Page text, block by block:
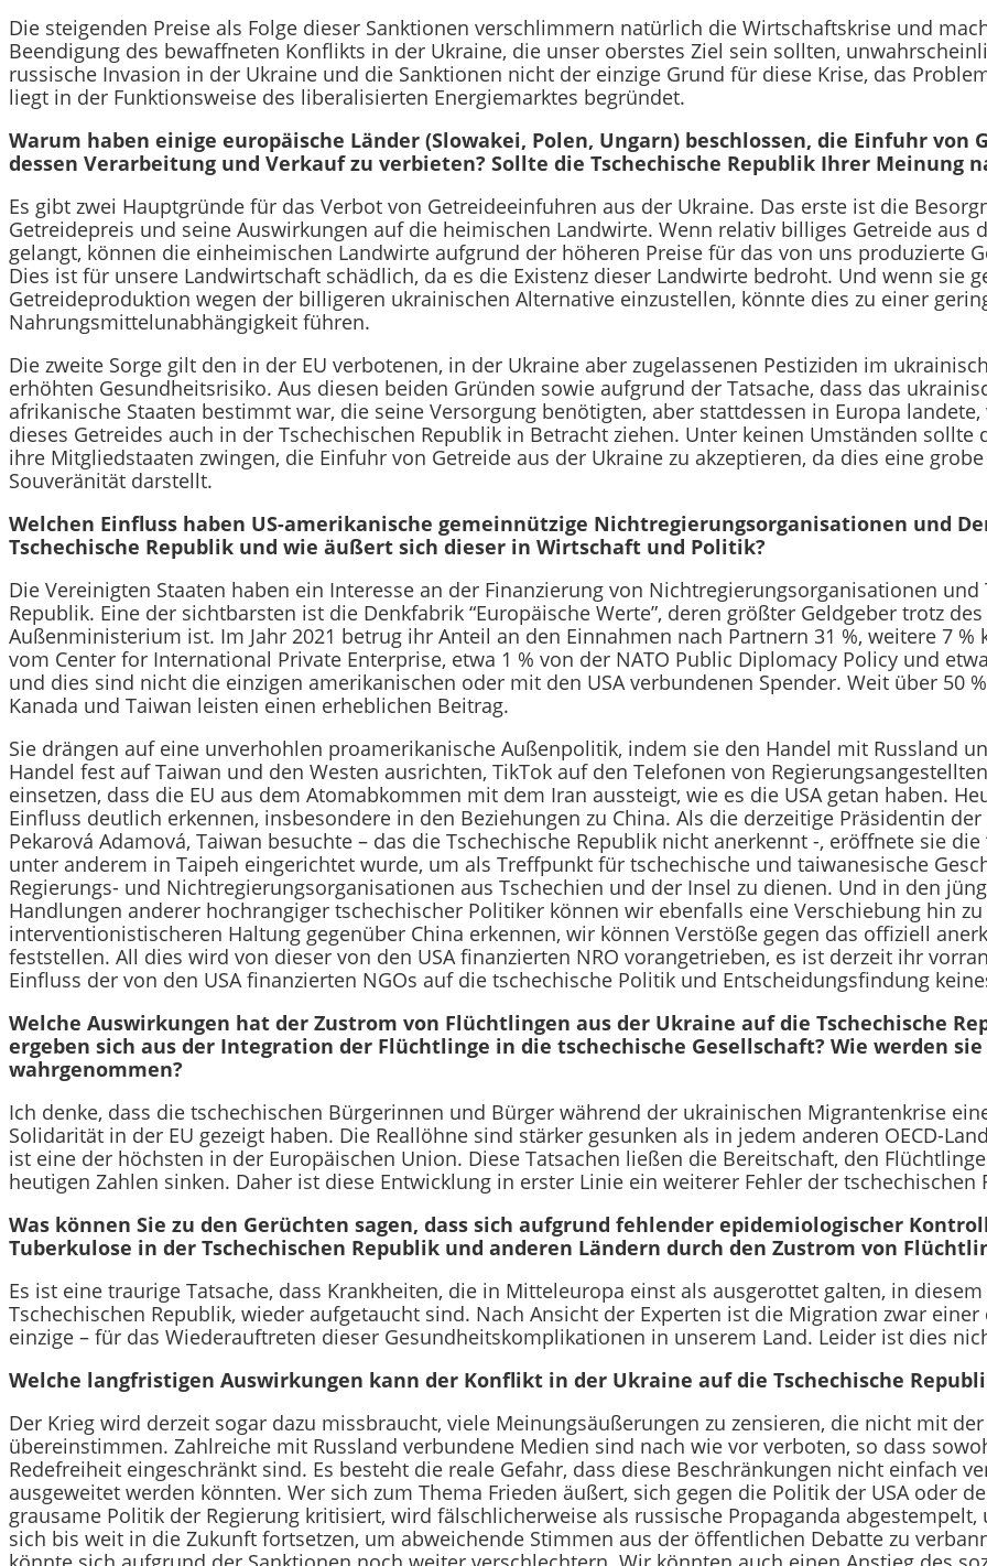
Die steigenden Preise als Folge dieser Sanktionen verschlimmern natürlich die Wirtschaftskrise und
Beendigung des bewaffneten Konflikts in der Ukraine, die unser oberstes Ziel sein sollten,
russische Invasion in der Ukraine und die Sanktionen nicht der einzige Grund für diese Krise, das
liegt in der Funktionsweise des liberalisierten Energiemarktes begründet.
Warum haben einige europäische Länder (Slowakei, Polen, Ungarn) beschlossen, die Einfuhr von
dessen Verarbeitung und Verkauf zu verbieten? Sollte die Tschechische Republik Ihrer Meinung
Es gibt zwei Hauptgründe für das Verbot von Getreideeinfuhren aus der Ukraine. Das erste ist die
Getreidepreis und seine Auswirkungen auf die heimischen Landwirte. Wenn relativ billiges Getreide aus
gelangt, können die einheimischen Landwirte aufgrund der höheren Preise für das von uns produzierte
Dies ist für unsere Landwirtschaft schädlich, da es die Existenz dieser Landwirte bedroht. Und wenn sie
Getreideproduktion wegen der billigeren ukrainischen Alternative einzustellen, könnte dies zu einer
Nahrungsmittelunabhängigkeit führen.
Die zweite Sorge gilt den in der EU verbotenen, in der Ukraine aber zugelassenen Pestiziden im
erhöhten Gesundheitsrisiko. Aus diesen beiden Gründen sowie aufgrund der Tatsache, dass das
afrikanische Staaten bestimmt war, die seine Versorgung benötigten, aber stattdessen in Europa
dieses Getreides auch in der Tschechischen Republik in Betracht ziehen. Unter keinen Umständen sollte
ihre Mitgliedstaaten zwingen, die Einfuhr von Getreide aus der Ukraine zu akzeptieren, da dies eine
Souveränität darstellt.
Welchen Einfluss haben US-amerikanische gemeinnützige Nichtregierungsorganisationen und
Tschechische Republik und wie äußert sich dieser in Wirtschaft und Politik?
Die Vereinigten Staaten haben ein Interesse an der Finanzierung von Nichtregierungsorganisationen und
Republik. Eine der sichtbarsten ist die Denkfabrik “Europäische Werte”, deren größter Geldgeber trotz
Außenministerium ist. Im Jahr 2021 betrug ihr Anteil an den Einnahmen nach Partnern 31 %, weitere 7 %
vom Center for International Private Enterprise, etwa 1 % von der NATO Public Diplomacy Policy und
und dies sind nicht die einzigen amerikanischen oder mit den USA verbundenen Spender. Weit über 50
Kanada und Taiwan leisten einen erheblichen Beitrag.
Sie drängen auf eine unverhohlen proamerikanische Außenpolitik, indem sie den Handel mit Russland
Handel fest auf Taiwan und den Westen ausrichten, TikTok auf den Telefonen von
einsetzen, dass die EU aus dem Atomabkommen mit dem Iran aussteigt, wie es die USA getan haben.
Einfluss deutlich erkennen, insbesondere in den Beziehungen zu China. Als die derzeitige Präsidentin
Pekarová Adamová, Taiwan besuchte – das die Tschechische Republik nicht anerkennt -, eröffnete sie die
unter anderem in Taipeh eingerichtet wurde, um als Treffpunkt für tschechische und taiwanesische
Regierungs- und Nichtregierungsorganisationen aus Tschechien und der Insel zu dienen. Und in den
Handlungen anderer hochrangiger tschechischer Politiker können wir ebenfalls eine Verschiebung hin
interventionistischeren Haltung gegenüber China erkennen, wir können Verstöße gegen das offiziell
feststellen. All dies wird von dieser von den USA finanzierten NRO vorangetrieben, es ist derzeit ihr
Einfluss der von den USA finanzierten NGOs auf die tschechische Politik und Entscheidungsfindung
Welche Auswirkungen hat der Zustrom von Flüchtlingen aus der Ukraine auf die Tschechische
ergeben sich aus der Integration der Flüchtlinge in die tschechische Gesellschaft? Wie werden sie
wahrgenommen?
Ich denke, dass die tschechischen Bürgerinnen und Bürger während der ukrainischen Migrantenkrise
Solidarität in der EU gezeigt haben. Die Reallöhne sind stärker gesunken als in jedem anderen OECD-
ist eine der höchsten in der Europäischen Union. Diese Tatsachen ließen die Bereitschaft, den
heutigen Zahlen sinken. Daher ist diese Entwicklung in erster Linie ein weiterer Fehler der tschechischen
Was können Sie zu den Gerüchten sagen, dass sich aufgrund fehlender epidemiologischer
Tuberkulose in der Tschechischen Republik und anderen Ländern durch den Zustrom von
Es ist eine traurige Tatsache, dass Krankheiten, die in Mitteleuropa einst als ausgerottet galten, in
Tschechischen Republik, wieder aufgetaucht sind. Nach Ansicht der Experten ist die Migration zwar
einzige – für das Wiederauftreten dieser Gesundheitskomplikationen in unserem Land. Leider ist dies
Welche langfristigen Auswirkungen kann der Konflikt in der Ukraine auf die Tschechische
Der Krieg wird derzeit sogar dazu missbraucht, viele Meinungsäußerungen zu zensieren, die nicht mit
übereinstimmen. Zahlreiche mit Russland verbundene Medien sind nach wie vor verboten, so dass
Redefreiheit eingeschränkt sind. Es besteht die reale Gefahr, dass diese Beschränkungen nicht einfach
ausgeweitet werden könnten. Wer sich zum Thema Frieden äußert, sich gegen die Politik der USA oder
grausame Politik der Regierung kritisiert, wird fälschlicherweise als russische Propaganda
sich bis weit in die Zukunft fortsetzen, um abweichende Stimmen aus der öffentlichen Debatte zu